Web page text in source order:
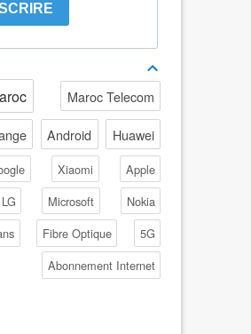
Maroc Telecom
Android Huawei
Xiaomi
Apple
LG Microsoft
Nokia
Fibre Optique
5G
Abonnement Internet